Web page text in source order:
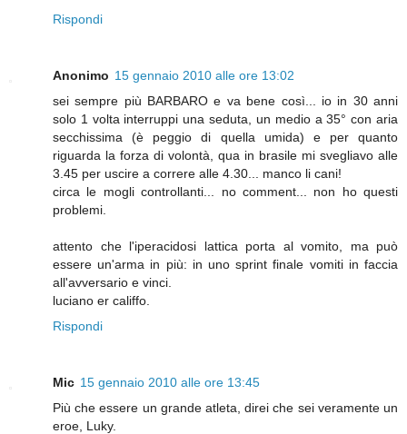
Rispondi
Anonimo 15 gennaio 2010 alle ore 13:02
sei sempre più BARBARO e va bene così... io in 30 anni
solo 1 volta interruppi una seduta, un medio a 35° con aria
secchissima (è peggio di quella umida) e per quanto
riguarda la forza di volontà, qua in brasile mi svegliavo alle
3.45 per uscire a correre alle 4.30... manco li cani!
circa le mogli controllanti... no comment... non ho questi
problemi.
attento che l'iperacidosi lattica porta al vomito, ma può
essere un'arma in più: in uno sprint finale vomiti in faccia
all'avversario e vinci.
luciano er califfo.
Rispondi
Mic 15 gennaio 2010 alle ore 13:45
Più che essere un grande atleta, direi che sei veramente un
eroe, Luky.